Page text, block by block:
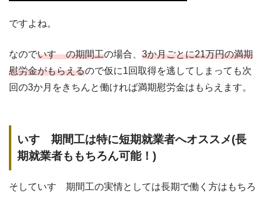
ですよね。
なのでいすゞの期間工の場合、 3か月ごとに21万円の満期
慰労金がもらえるので仮に1回取得を逃してしまっても次
回の3か月をきちんと働ければ満期慰労金はもらえます。
いすゞ期間工は特に短期就業者へオススメ(長
期就業者ももちろん可能！)
そしていすゞ期間工の実情としては長期で働く方はもちろ